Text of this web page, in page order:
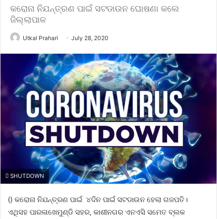
କରୋନା ନିଯନ୍ତ୍ରଣ ପାଇଁ ସଟଡାଉନ ଘୋଷଣା କଲେ
ଜିଲ୍ଲାପାଳ
Utkal Prahari July 28, 2020
SHUTDOWN
() କରୋନା ନିଯନ୍ତ୍ରଣ ପାଇଁ ୪ଦିନ ପାଇଁ ସଟଡାଉନ ହେଲା ଗଜପତି।
ଏଥିସହ ପାରଳାଖେମୁଣ୍ଡି ସହର, କାଶୀନଗର ଏନଏସି ସମେତ ବ୍ଲକ